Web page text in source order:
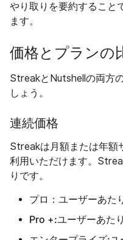
やり取りを要約すること
ます。
価格とプランの
StreakとNutshellの両方
しょう。
連続価格
Streakは月額または年額
利用いただけます。
りです。
プロ： ユーザーあた
Pro +:ユーザーあた